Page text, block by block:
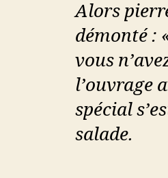
Alors
démonté :
vous
l’ouvrage
spécial
salade.